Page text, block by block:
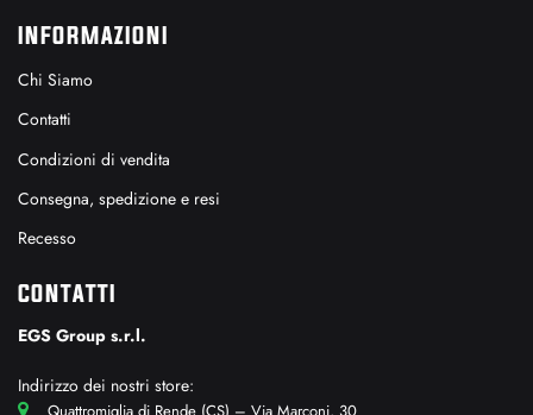
INFORMAZIONI
Chi Siamo
Contatti
Condizioni di vendita
Consegna, spedizione e resi
Recesso
CONTATTI
EGS Group s.r.l.
Indirizzo dei nostri store: